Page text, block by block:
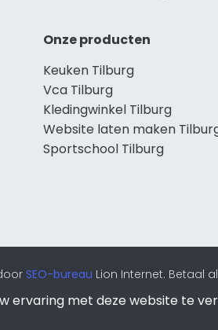
Onze producten
Keuken Tilburg
Vca Tilburg
Kledingwinkel Tilburg
Website laten maken
Sportschool Tilburg
SEO-bureau Lion Internet. Betaal
ervaring met deze website te